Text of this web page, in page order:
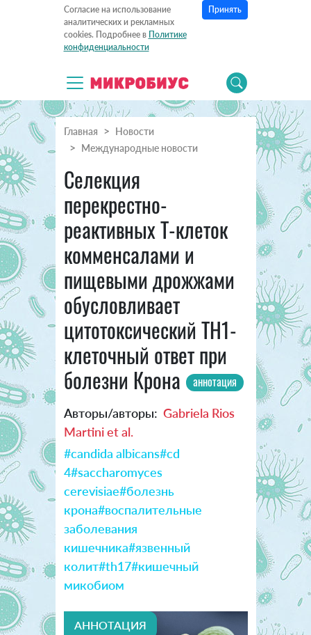
Согласие на использование
аналитических и рекламных
cookies. Подробнее в Политике
конфиденциальности
Принять
Главная
Новости
Международные новости
Селекция
перекрестно-
реактивных Т-клеток
комменсалами и
пищевыми дрожжами
обусловливает
цитотоксический TH1-
клеточный ответ при
болезни Крона
аннотация
Авторы/авторы: Gabriela Rios
Martini et al.
#candida albicans#cd
4#saccharomyces
cerevisiae#болезнь
крона#воспалительные
заболевания
кишечника#язвенный
колит#th17#кишечный
микобиом
АННОТАЦИЯ